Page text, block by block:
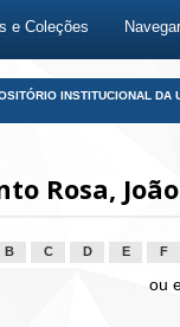
e Coleções
INSTITUCIONAL DA
Rosa,
B C D E F
ou